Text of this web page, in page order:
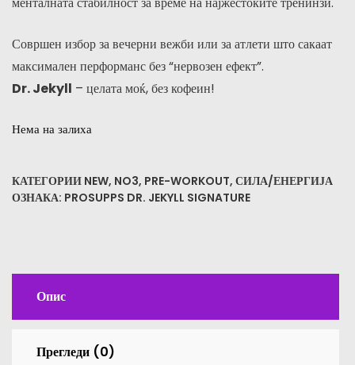
Совршен избор за вечерни вежби или за атлети што сакаат
максимален перформанс без “нервозен ефект”.
Dr. Jekyll – целата моќ, без кофеин!
Нема на залиха
КАТЕГОРИИ NEW, NO3, PRE-WORKOUT, СИЛА/ЕНЕРГИЈА
ОЗНАКА: PROSUPPS DR. JEKYLL SIGNATURE
Опис
Прегледи (0)